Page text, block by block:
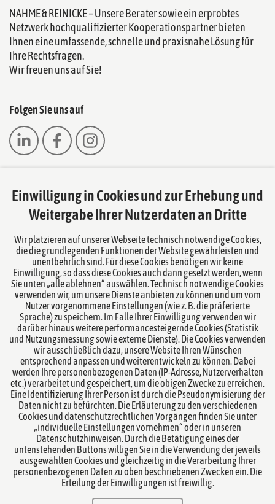
NAHME & REINICKE – Unsere Berater sowie ein erprobtes
Netzwerk hochqualifizierter Kooperationspartner bieten
Ihnen eine umfassende, schnelle und praxisnahe Lösung für
Ihre Rechtsfragen.
Wir freuen uns auf Sie!
Folgen Sie uns auf
Das europäische Kanzlei-Netzwerk
Übersicht Rechtsgebiete
Übersicht Team
Notare
Kanzlei
Datenschutzerklärung
Einwilligung in Cookies und zur Erhebung und
Weitergabe Ihrer Nutzerdaten an Dritte
Wir platzieren auf unserer Webseite technisch notwendige Cookies,
die die grundlegenden Funktionen der Website gewährleisten und
unentbehrlich sind. Für diese Cookies benötigen wir keine
Einwilligung, so dass diese Cookies auch dann gesetzt werden, wenn
Sie unten „alle ablehnen“ auswählen. Technisch notwendige Cookies
verwenden wir, um unsere Dienste anbieten zu können und um vom
Nutzer vorgenommene Einstellungen (wie z. B. die präferierte
Sprache) zu speichern. Im Falle Ihrer Einwilligung verwenden wir
darüber hinaus weitere performancesteigernde Cookies (Statistik
und Nutzungsmessung sowie externe Dienste). Die Cookies verwenden
wir ausschließlich dazu, unsere Website Ihren Wünschen
entsprechend anpassen und weiterentwickeln zu können. Dabei
werden Ihre personenbezogenen Daten (IP-Adresse, Nutzerverhalten
etc.) verarbeitet und gespeichert, um die obigen Zwecke zu erreichen.
Eine Identifizierung Ihrer Person ist durch die Pseudonymisierung der
Daten nicht zu befürchten. Die Erläuterung zu den verschiedenen
Cookies und datenschutzrechtlichen Vorgängen finden Sie unter
„individuelle Einstellungen vornehmen“ oder in unseren
Datenschutzhinweisen. Durch die Betätigung eines der
untenstehenden Buttons willigen Sie in die Verwendung der jeweils
ausgewählten Cookies und gleichzeitig in die Verarbeitung Ihrer
personenbezogenen Daten zu oben beschriebenen Zwecken ein. Die
Erteilung der Einwilligungen ist freiwillig.